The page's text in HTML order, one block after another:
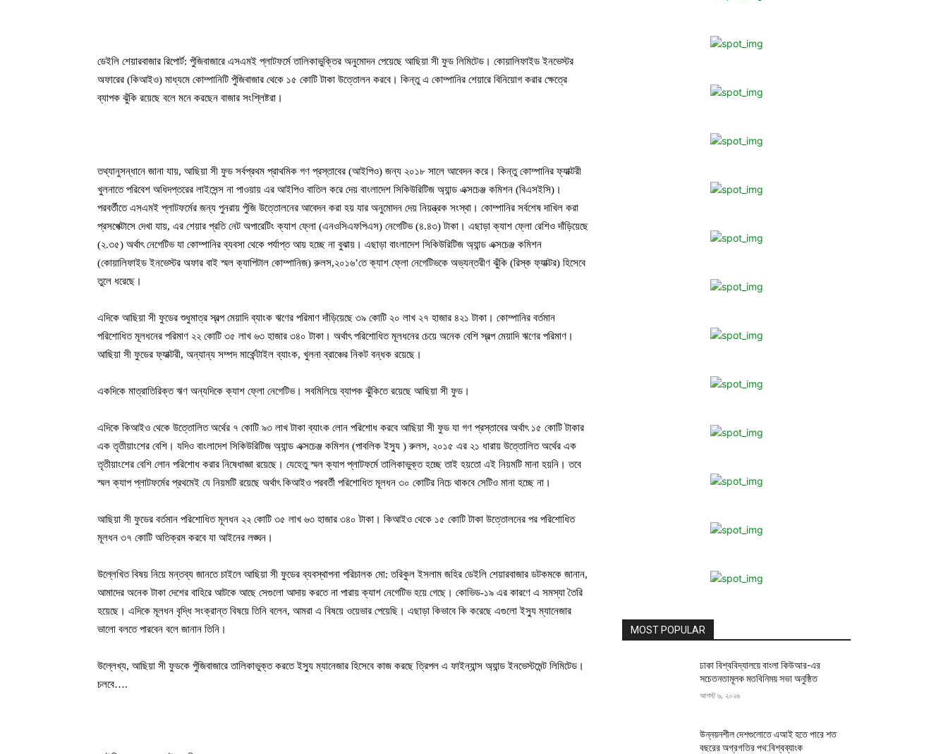
ডেইলি শেয়ারবাজার রিপোর্ট: পুঁজিবাজারে এসএমই প্লাটফর্মে তালিকাভুক্তির অনুমোদন পেয়েছে আছিয়া সী ফুড লিমিটেড। কোয়ালিফাইড ইনভেস্টর
অফারের (কিআইও) মাধ্যমে কোম্পানিটি পুঁজিবাজার থেকে ১৫ কোটি টাকা উত্তোলন করবে। কিন্তু এ কোম্পানির শেয়ারে বিনিয়োগ করার ক্ষেত্রে
ব্যাপক ঝুঁকি রয়েছে বলে মনে করছেন বাজার সংশ্লিষ্টরা।
তথ্যানুসন্ধানে জানা যায়, আছিয়া সী ফুড সর্বপ্রথম প্রাথমিক গণ প্রস্তাবের (আইপিও) জন্য ২০১৮ সালে আবেদন করে। কিন্তু কোম্পানির ফ্যাক্টরী
খুলনাতে পরিবেশ অধিদপ্তরের লাইসেন্স না পাওয়ায় এর আইপিও বাতিল করে দেয় বাংলাদেশ সিকিউরিটিজ অ্যান্ড এক্সচেঞ্জ কমিশন (বিএসইসি)।
পরবর্তীতে এসএমই প্লাটফর্মের জন্য পুনরায় পুঁজি উত্তোলনের আবেদন করা হয় যার অনুমোদন দেয় নিয়ন্ত্রক সংস্থা। কোম্পানির সর্বশেষ দাখিল করা
প্রসপেক্টাসে দেখা যায়, এর শেয়ার প্রতি নেট অপারেটিং ক্যাশ ফ্লো (এনওসিএফপিএস) নেগেটিভ (৪.৪৩) টাকা। এছাড়া ক্যাশ ফ্লো রেশিও দাঁড়িয়েছে
(২.৩৫) অর্থাৎ নেগেটিভ যা কোম্পানির ব্যবসা থেকে পর্যাপ্ত আয় হচ্ছে না বুঝায়। এছাড়া বাংলাদেশ সিকিউরিটিজ অ্যান্ড এক্সচেঞ্জ কমিশন
(কোয়ালিফাইড ইনভেস্টর অফার বাই স্মল ক্যাপিটাল কোম্পানিজ) রুলস,২০১৬’তে ক্যাশ ফ্লো নেগেটিভকে অভ্যন্তরীণ ঝুঁকি (রিস্ক ফ্যাক্টর) হিসেবে
তুলে ধরেছে।
এদিকে আছিয়া সী ফুডের শুধুমাত্র স্বল্প মেয়াদি ব্যাংক ঋণের পরিমাণ দাঁড়িয়েছে ৩৯ কোটি ২০ লাখ ২৭ হাজার ৪২১ টাকা। কোম্পানির বর্তমান
পরিশোধিত মূলধনের পরিমাণ ২২ কোটি ৩৫ লাখ ৬৩ হাজার ৩৪০ টাকা। অর্থাৎ পরিশোধিত মূলধনের চেয়ে অনেক বেশি স্বল্প মেয়াদি ঋণের পরিমাণ।
আছিয়া সী ফুডের ফ্যাক্টরী, অন্যান্য সম্পদ মার্কেন্টাইল ব্যাংক, খুলনা ব্রাঞ্চের নিকট বন্ধক রয়েছে।
একদিকে মাত্রাতিরিক্ত ঋণ অন্যদিকে ক্যাশ ফ্লো নেগেটিভ। সবমিলিয়ে ব্যাপক ঝুঁকিতে রয়েছে আছিয়া সী ফুড।
এদিকে কিআইও থেকে উত্তোলিত অর্থের ৭ কোটি ৯৩ লাখ টাকা ব্যাংক লোন পরিশোধ করবে আছিয়া সী ফুড যা গণ প্রস্তাবের অর্থাৎ ১৫ কোটি টাকার
এক তৃতীয়াংশের বেশি। যদিও বাংলাদেশ সিকিউরিটিজ অ্যান্ড এক্সচেঞ্জ কমিশন (পাবলিক ইস্যু ) রুলস, ২০১৫ এর ২১ ধারায় উত্তোলিত অর্থের এক
তৃতীয়াংশের বেশি লোন পরিশোধ করার নিষেধাজ্ঞা রয়েছে। যেহেতু স্মল ক্যাপ প্লাটফর্মে তালিকাভুক্ত হচ্ছে তাই হয়তো এই নিয়মটি মানা হয়নি। তবে
স্মল ক্যাপ প্লাটফর্মের প্রথমেই যে নিয়মটি রয়েছে অর্থাৎ কিআইও পরবর্তী পরিশোধিত মূলধন ৩০ কোটির নিচে থাকবে সেটিও মানা হচ্ছে না।
আছিয়া সী ফুডের বর্তমান পরিশোধিত মূলধন ২২ কোটি ৩৫ লাখ ৬৩ হাজার ৩৪০ টাকা। কিআইও থেকে ১৫ কোটি টাকা উত্তোলনের পর পরিশোধিত
মূলধন ৩৭ কোটি অতিক্রম করবে যা আইনের লঙ্ঘন।
উল্লেখিত বিষয় নিয়ে মন্তব্য জানতে চাইলে আছিয়া সী ফুডের ব্যবস্থাপনা পরিচালক মো: তরিকুল ইসলাম জহির ডেইলি শেয়ারবাজার ডটকমকে জানান,
আমাদের অনেক টাকা দেশের বাহিরে আটকে আছে সেগুলো আদায় করতে না পারায় ক্যাশ নেগেটিভ হয়ে গেছে। কোভিড-১৯ এর কারণে এ সমস্যা তৈরি
হয়েছে। এদিকে মূলধন বৃদ্ধি সংক্রান্ত বিষয়ে তিনি বলেন, আমরা এ বিষয়ে ওয়েভার পেয়েছি। এছাড়া কিভাবে কি করেছে এগুলো ইস্যু ম্যানেজার
ভালো বলতে পারবেন বলে জানান তিনি।
উল্লেখ্য, আছিয়া সী ফুডকে পুঁজিবাজারে তালিকাভুক্ত করতে ইস্যু ম্যানেজার হিসেবে কাজ করছে ত্রিপল এ ফাইন্যান্স অ্যান্ড ইনভেস্টমেন্ট লিমিটেড।
চলবে….
MOST POPULAR
ঢাকা বিশ্ববিদ্যালয়ে বাংলা কিউআর-এর
সচেতনতামূলক মতবিনিময় সভা অনুষ্ঠিত
আগস্ট ৬, ২০২৬
উন্নয়নশীল দেশগুলোতে এআই হতে পারে শত
বছরের অগ্রগতির পথ:বিশ্বব্যাংক